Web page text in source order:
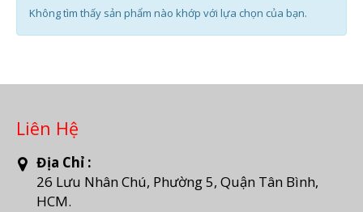
Không tìm thấy sản phẩm nào khớp với lựa chọn của bạn.
Liên Hệ
Địa Chỉ :
26 Lưu Nhân Chú, Phường 5, Quận Tân Bình,
HCM.